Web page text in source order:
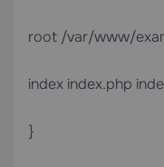
root /var/www/
index index.php
}